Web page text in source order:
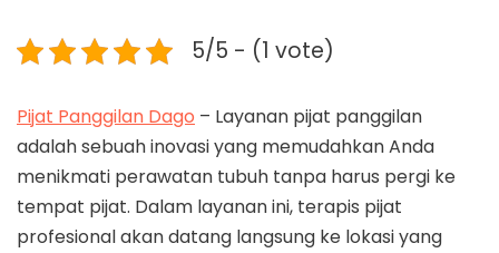
5/5 - (1 vote)
Pijat Panggilan Dago – Layanan pijat panggilan
adalah sebuah inovasi yang memudahkan Anda
menikmati perawatan tubuh tanpa harus pergi ke
tempat pijat. Dalam layanan ini, terapis pijat
profesional akan datang langsung ke lokasi yang